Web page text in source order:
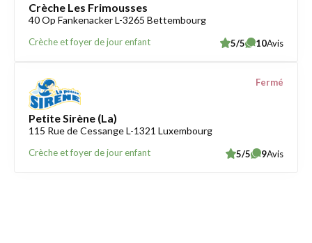
Crèche Les Frimousses
40 Op Fankenacker L-3265 Bettembourg
Crèche et foyer de jour enfant 5/5 10Avis
Petite Sirène (La)
115 Rue de Cessange L-1321 Luxembourg
Crèche et foyer de jour enfant
Fermé
5/5 9Avis